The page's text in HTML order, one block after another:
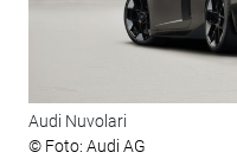
Audi Nuvolari
© Foto: Audi AG